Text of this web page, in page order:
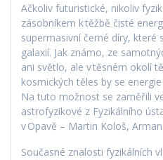
Ačkoliv futuristické, nikoliv
zásobníkem k těžbě čisté
supermasivní černé díry, které
galaxií. Jak známo, ze
ani světlo, ale v těsném okolí
kosmických těles by se
Na tuto možnost se zaměřili
astrofyzikové z Fyzikálního
v Opavě – Martin Kološ,
Současné znalosti fyzikálních